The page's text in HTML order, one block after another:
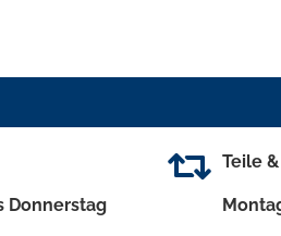
Donnerstag
Teile